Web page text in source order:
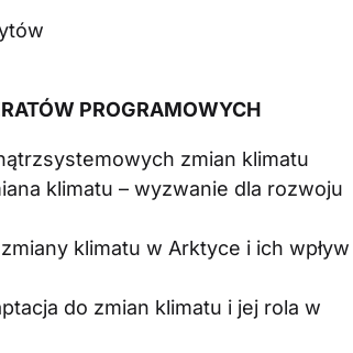
PROGRAMOWYCH
zmian klimatu
klimatu – wyzwanie dla rozwoju
klimatu w Arktyce i ich wpływ
do zmian klimatu i jej rola w